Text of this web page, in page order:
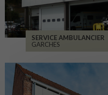
SERVICE AMBULANCIER
GARCHES